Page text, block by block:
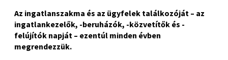
Az ingatlanszakma és az ügyfelek találkozóját – az
ingatlankezelők, -beruházók, -közvetítők és -
felújítók napját – ezentúl minden évben
megrendezzük.